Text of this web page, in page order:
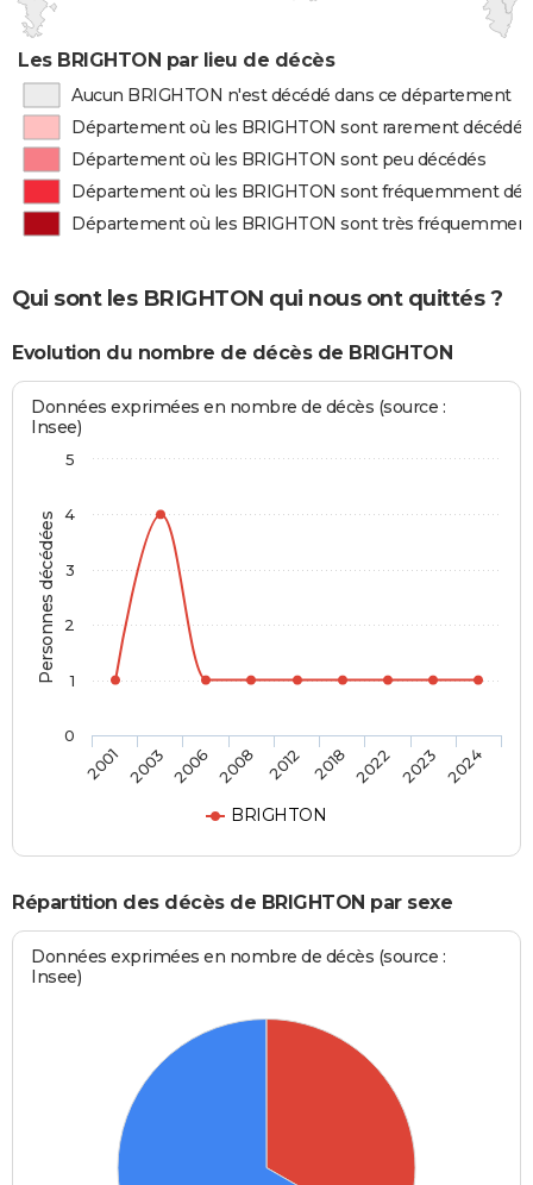
Les BRIGHTON par lieu de décès
Aucun BRIGHTON n'est décédé dans ce département
Département où les BRIGHTON sont rarement décédés
Département où les BRIGHTON sont peu décédés
Département où les BRIGHTON sont fréquemment
Département où les BRIGHTON sont très
Qui sont les BRIGHTON qui nous ont quittés ?
Evolution du nombre de décès de BRIGHTON
Personnes décédées
Données exprimées en nombre de décès (source :
Insee)
BRIGHTON
2001 2003 2006 2008 2012 2018 2022 2023 2024
0
1
2
3
4
5
Répartition des décès de BRIGHTON par sexe
Données exprimées en nombre de décès (source :
Insee)